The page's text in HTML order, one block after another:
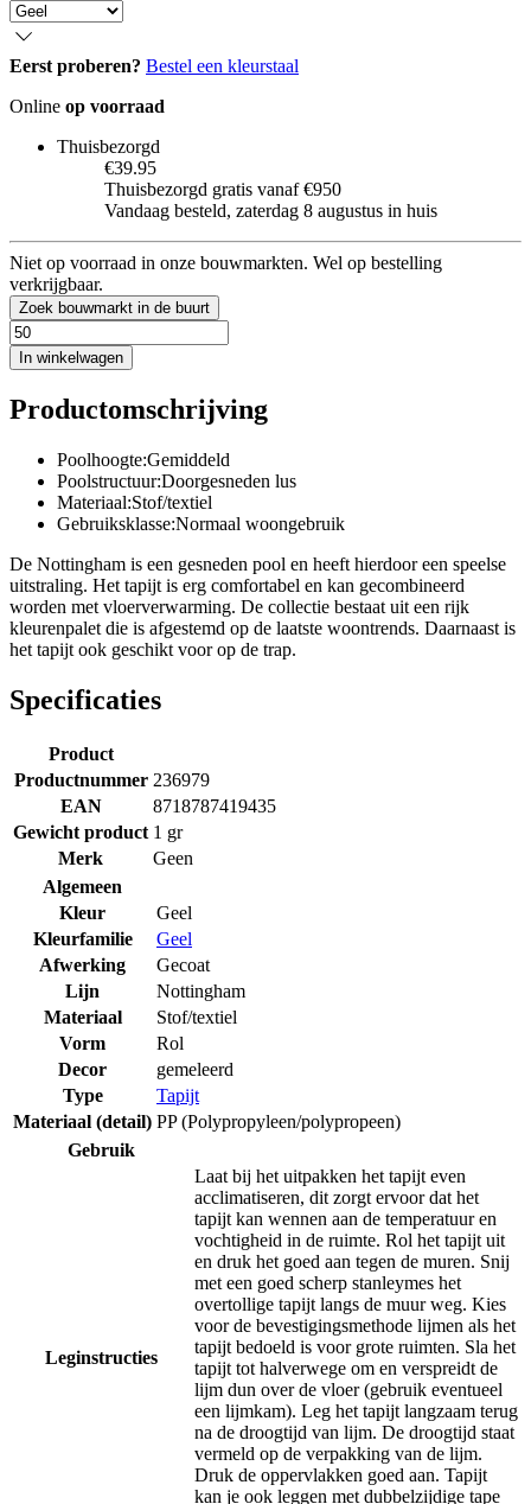
Eerst proberen? Bestel een kleurstaal
Online op voorraad
Thuisbezorgd
€39.95
Thuisbezorgd gratis vanaf €950
Vandaag besteld, zaterdag 8 augustus in huis
Niet op voorraad in onze bouwmarkten. Wel op bestelling
verkrijgbaar.
Zoek bouwmarkt in de buurt
In winkelwagen
Productomschrijving
Poolhoogte:Gemiddeld
Poolstructuur:Doorgesneden lus
Materiaal:Stof/textiel
Gebruiksklasse:Normaal woongebruik
De Nottingham is een gesneden pool en heeft hierdoor een speelse
uitstraling. Het tapijt is erg comfortabel en kan gecombineerd
worden met vloerverwarming. De collectie bestaat uit een rijk
kleurenpalet die is afgestemd op de laatste woontrends. Daarnaast is
het tapijt ook geschikt voor op de trap.
Specificaties
Product
Productnummer 236979
EAN
8718787419435
Gewicht product 1 gr
Merk
Geen
Algemeen
Kleur
Geel
Kleurfamilie
Geel
Afwerking
Gecoat
Lijn
Nottingham
Materiaal
Stof/textiel
Vorm
Rol
Decor
gemeleerd
Type
Tapijt
Materiaal (detail) PP (Polypropyleen/polypropeen)
Gebruik
Leginstructies
Laat bij het uitpakken het tapijt even
acclimatiseren, dit zorgt ervoor dat het
tapijt kan wennen aan de temperatuur en
vochtigheid in de ruimte. Rol het tapijt uit
en druk het goed aan tegen de muren. Snij
met een goed scherp stanleymes het
overtollige tapijt langs de muur weg. Kies
voor de bevestigingsmethode lijmen als het
tapijt bedoeld is voor grote ruimten. Sla het
tapijt tot halverwege om en verspreidt de
lijm dun over de vloer (gebruik eventueel
een lijmkam). Leg het tapijt langzaam terug
na de droogtijd van lijm. De droogtijd staat
vermeld op de verpakking van de lijm.
Druk de oppervlakken goed aan. Tapijt
kan je ook leggen met dubbelzijdige tape